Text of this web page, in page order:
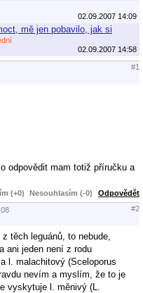
02.09.2007 14:09
mě jen pobavilo, jak si
02.09.2007 14:58
#1
odpovědit mam totiž příručku a
(+0) Nesouhlasím (-0) Odpovědět
#2
těch leguánů, to nebude,
ani jeden není z rodu
l. malachitový (Sceloporus
nevím a myslím, že to je
vyskytuje l. měnivý (L.